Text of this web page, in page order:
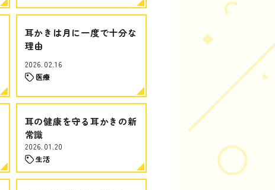
耳かきは月に一度で十分な
理由
2026.02.16
医療
耳の健康を守る耳かきの新
常識
2026.01.20
生活